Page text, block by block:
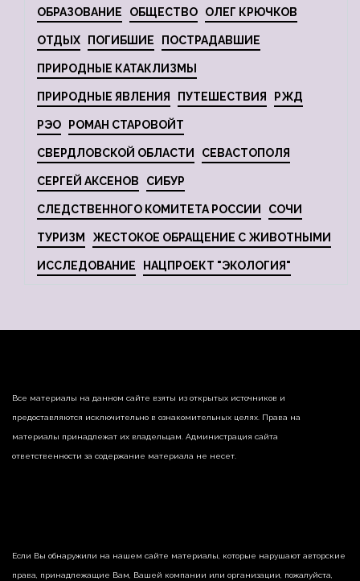
ОБРАЗОВАНИЕ ОБЩЕСТВО ОЛЕГ КРЮЧКОВ
ОТДЫХ ПОГИБШИЕ ПОСТРАДАВШИЕ
ПРИРОДНЫЕ КАТАКЛИЗМЫ
ПРИРОДНЫЕ ЯВЛЕНИЯ ПУТЕШЕСТВИЯ РЖД
РЭО РОМАН СТАРОВОЙТ
СВЕРДЛОВСКОЙ ОБЛАСТИ СЕВАСТОПОЛЯ
СЕРГЕЙ АКСЕНОВ СИБУР
СЛЕДСТВЕННОГО КОМИТЕТА РОССИИ СОЧИ
ТУРИЗМ ЖЕСТОКОЕ ОБРАЩЕНИЕ С ЖИВОТНЫМИ
ИССЛЕДОВАНИЕ НАЦПРОЕКТ "ЭКОЛОГИЯ"
Все материалы на данном сайте взяты из открытых источников и
предоставляются исключительно в ознакомительных целях. Права на
материалы принадлежат их владельцам. Администрация сайта
ответственности за содержание материала не несет.
Если Вы обнаружили на нашем сайте материалы, которые нарушают авторские
права, принадлежащие Вам, Вашей компании или организации, пожалуйста,